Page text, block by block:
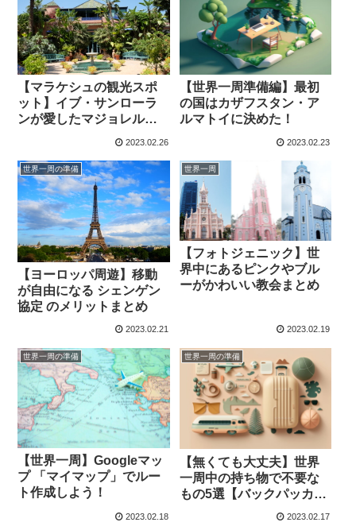
【マラケシュの観光スポ
ット】イブ・サンローラ
ンが愛したマジョレル庭
2023.02.26
【世界一周準備編】最初
の国はカザフスタン・ア
ルマトイに決めた！
2023.02.23
世界一周の準備
【ヨーロッパ周遊】移動
が自由になる シェンゲン
協定 のメリットまとめ
2023.02.21
世界一周
【フォトジェニック】世
界中にあるピンクやブル
ーがかわいい教会まとめ
2023.02.19
世界一周の準備
【世界一周】Googleマッ
プ 「マイマップ」でルー
ト作成しよう！
2023.02.18
世界一周の準備
【無くても大丈夫】世界
一周中の持ち物で不要な
もの5選【バックパッカ
2023.02.17